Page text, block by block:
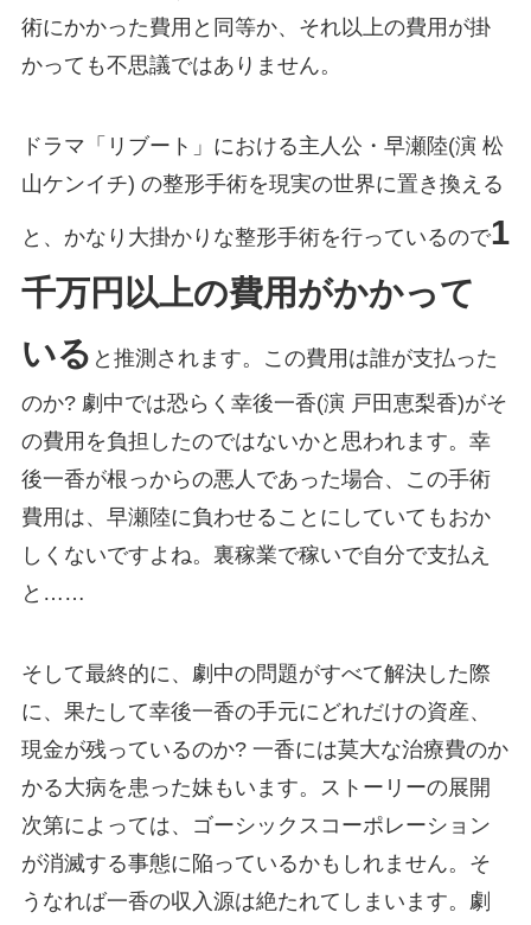
術にかかった費用と同等か、それ以上の費用が掛
かっても不思議ではありません。
ドラマ「リブート」における主人公・早瀬陸(演 松
山ケンイチ) の整形手術を現実の世界に置き換える
と、かなり大掛かりな整形手術を行っているので1
千万円以上の費用がかかって
いる と推測されます。この費用は誰が支払った
のか? 劇中では恐らく幸後一香(演 戸田恵梨香)がそ
の費用を負担したのではないかと思われます。幸
後一香が根っからの悪人であった場合、この手術
費用は、早瀬陸に負わせることにしていてもおか
しくないですよね。裏稼業で稼いで自分で支払え
と……
そして最終的に、劇中の問題がすべて解決した際
に、果たして幸後一香の手元にどれだけの資産、
現金が残っているのか? 一香には莫大な治療費のか
かる大病を患った妹もいます。ストーリーの展開
次第によっては、ゴーシックスコーポレーション
が消滅する事態に陥っているかもしれません。そ
うなれば一香の収入源は絶たれてしまいます。劇